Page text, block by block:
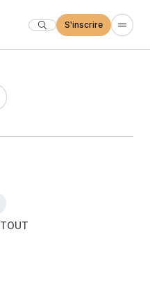
S'inscrire
TOUT